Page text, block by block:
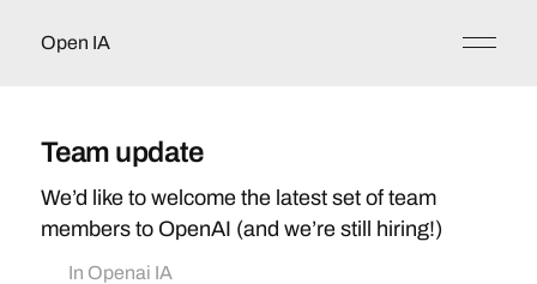
Open IA
Team update
We’d like to welcome the latest set of team
members to OpenAI (and we’re still hiring!)
In Openai IA